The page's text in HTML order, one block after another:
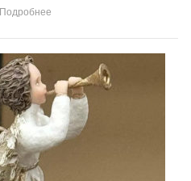
Подробнее